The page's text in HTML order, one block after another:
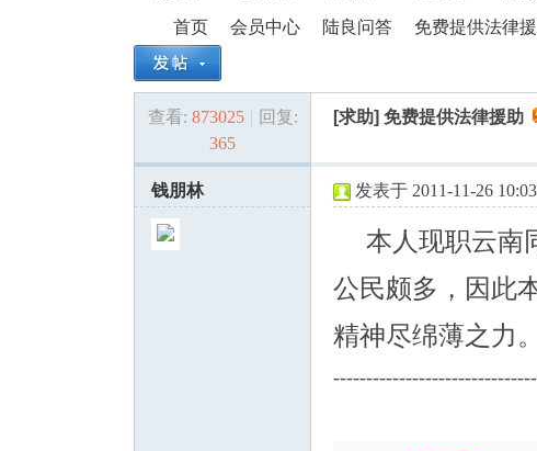
陆»
首页
›
会员中心 陆良问答
›
免费提供法律
查看: 873025 | 回复:
365
[求助] 免费提供法律援助
钱朋林 发表于 2011-11-26
本人现职云南
公民颇多，因此
精神尽绵薄之力。